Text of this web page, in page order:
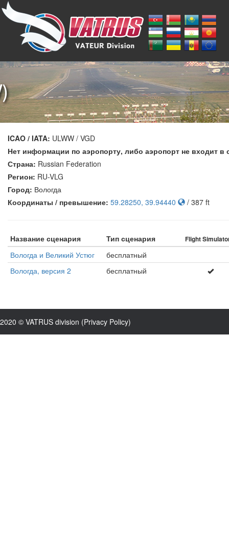
ICAO / IATA: ULWW / VGD
Нет информации по аэропорту, либо аэропорт не входит в
Страна: Russian Federation
Регион: RU-VLG
Город: Вологда
Координаты / превышение: 59.28250, 39.94440 / 387 ft
Название сценария Тип сценария Flight
Вологда и Великий Устюг
бесплатный
Вологда, версия 2
бесплатный
2020 © VATRUS division (Privacy Policy)